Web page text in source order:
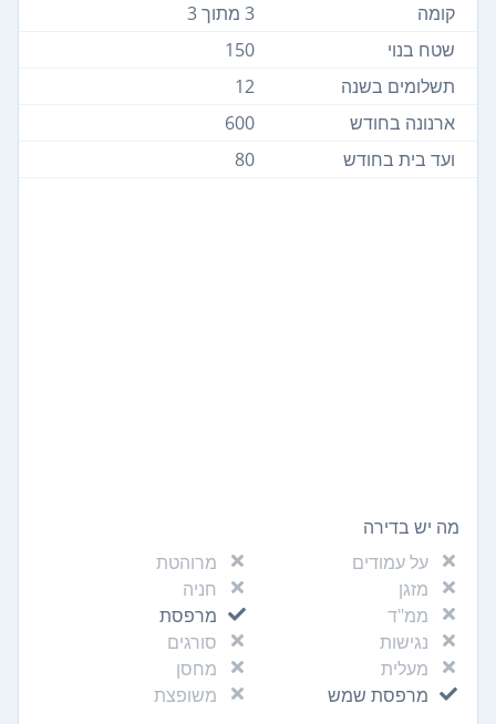
קומה
3 מתוך 3
שטח בנוי
150
תשלומים בשנה
12
ארנונה בחודש
600
ועד בית בחודש
80
מה יש בדירה
על עמודים
מרוהטת
מזגן
חניה
ממ"ד
מרפסת
נגישות
סורגים
מעלית
מחסן
מרפסת שמש
משופצת